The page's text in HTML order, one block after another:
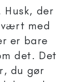
Husk, der
med
er bare
det. Det
du gør